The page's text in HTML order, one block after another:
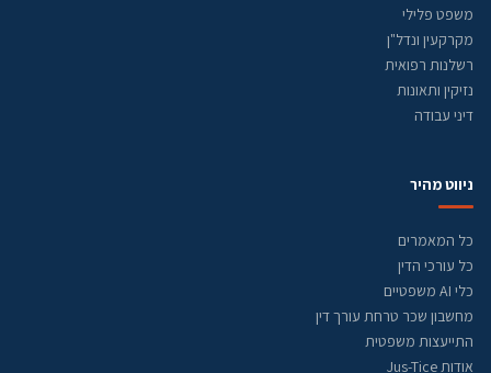
משפט פלילי
מקרקעין ונדל"ן
רשלנות רפואית
נזיקין ותאונות
דיני עבודה
ניווט מהיר
כל המאמרים
כל עורכי הדין
כלי AI משפטיים
מחשבון שכר טרחת עורך דין
התייעצות משפטית
אודות Jus-Tice